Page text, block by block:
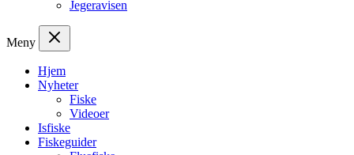
Jegeravisen
Meny
Hjem
Nyheter
Fiske
Videoer
Isfiske
Fiskeguider